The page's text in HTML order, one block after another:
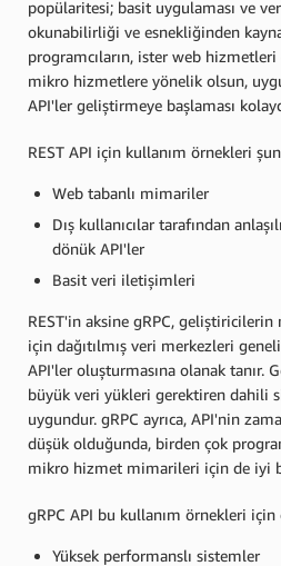
popülaritesi; basit uygulaması ve
okunabilirliği ve esnekliğinden
programcıların, ister web
mikro hizmetlere yönelik olsun,
API'ler geliştirmeye başlaması
REST API için kullanım örnekleri
Web tabanlı mimariler
Dış kullanıcılar tarafından
dönük API'ler
Basit veri iletişimleri
REST'in aksine gRPC,
için dağıtılmış veri merkezleri
API'ler oluşturmasına olanak tanır.
büyük veri yükleri gerektiren dahili
uygundur. gRPC ayrıca, API'nin
düşük olduğunda, birden çok
mikro hizmet mimarileri için de iyi
gRPC API bu kullanım örnekleri
Yüksek performanslı sistemler